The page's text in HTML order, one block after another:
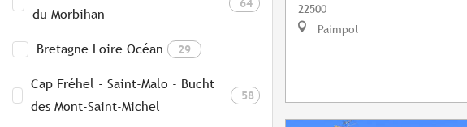
du Morbihan
64
Bretagne Loire Océan 29
Cap Fréhel - Saint-Malo - Bucht
des Mont-Saint-Michel
58
22500
Paimpol